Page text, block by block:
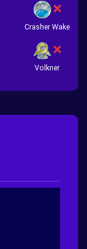
Crasher Wake
Volkner